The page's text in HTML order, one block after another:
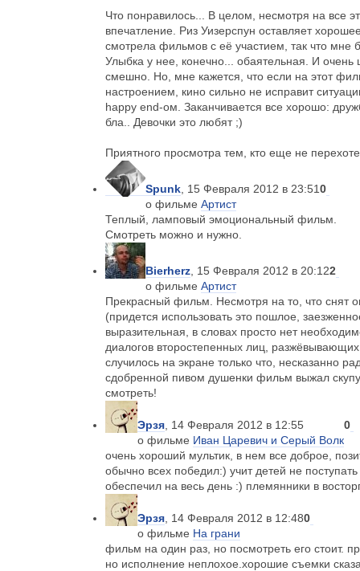
Что понравилось... В целом, несмотря на все
впечатление. Риз Уизерспун оставляет
смотрела фильмов с её участием, так что мне
Улыбка у нее, конечно... обаятельная. И
смешно. Но, мне кажется, что если на этот
настроением, кино сильно не исправит
happy end-ом. Заканчивается все хорошо:
бла.. Девочки это любят ;)
Приятного просмотра тем, кто еще не
Spunk, 15 Февраля 2012 в 23:51
о фильме Артист
0
Теплый, ламповый эмоциональный фильм.
Смотреть можно и нужно.
Bierherz, 15 Февраля 2012 в 20:12
о фильме Артист
2
Прекрасный фильм. Несмотря на то, что снят
(придется использовать это пошлое,
выразительная, в словах просто нет
диалогов второстепенных лиц,
случилось на экране только что, несказанно
сдобренной пивом душенки фильм выжал
смотреть!
Эрзя, 14 Февраля 2012 в 12:55
о фильме Иван Царевич и Серый Волк
0
очень хороший мультик, в нем все доброе,
обычно всех победил:) учит детей не
обеспечил на весь день :) племянники в
Эрзя, 14 Февраля 2012 в 12:48
о фильме На грани
0
фильм на один раз, но посмотреть его стоит.
но исполнение неплохое.хорошие съемки